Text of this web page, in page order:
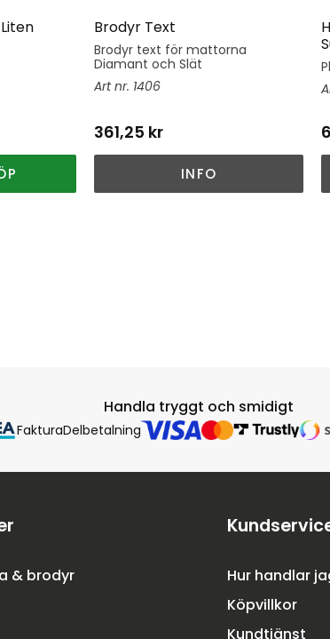
Brodyr Text
Brodyr text för mattorna
Diamant och Slät
1406
361,25 kr
INFO
Handla tryggt och smidigt
FakturaDelbetalning
& brodyr
Hur handlar
Köpvillkor
Kundtjänst